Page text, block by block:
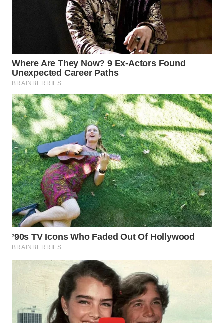
WN
PURWAKARTA
WN
PRIANGAN
TIMUR
WN
SEMARANG
WN
SOLO
WN
BOROBUDUR
WN
MADURA
WN
SURABAYA